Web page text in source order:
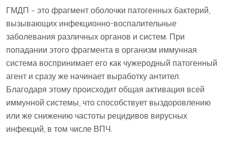
ГМДП – это фрагмент оболочки патогенных бактерий,
вызывающих инфекционно-воспалительные
заболевания различных органов и систем. При
попадании этого фрагмента в организм иммунная
система воспринимает его как чужеродный патогенный
агент и сразу же начинает выработку антител.
Благодаря этому происходит общая активация всей
иммунной системы, что способствует выздоровлению
или же снижению частоты рецидивов вирусных
инфекций, в том числе ВПЧ.